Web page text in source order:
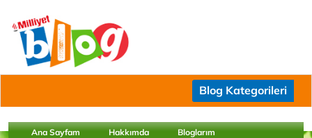
Blog Kategorileri
Ana Sayfam Hakkımda Bloglarım